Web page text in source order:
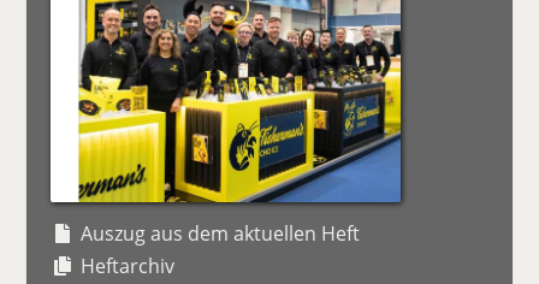
Auszug aus dem aktuellen Heft
Heftarchiv